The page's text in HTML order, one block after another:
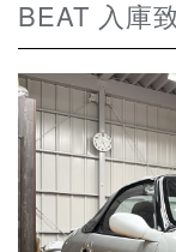
BEAT 入庫